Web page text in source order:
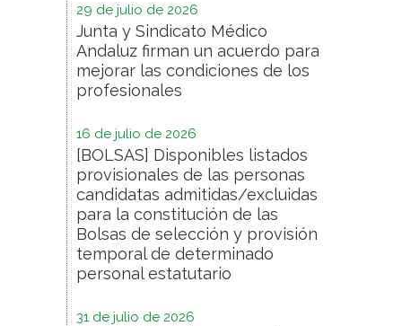
29 de julio de 2026
Junta y Sindicato Médico
Andaluz firman un acuerdo para
mejorar las condiciones de los
profesionales
16 de julio de 2026
[BOLSAS] Disponibles listados
provisionales de las personas
candidatas admitidas/excluidas
para la constitución de las
Bolsas de selección y provisión
temporal de determinado
personal estatutario
31 de julio de 2026